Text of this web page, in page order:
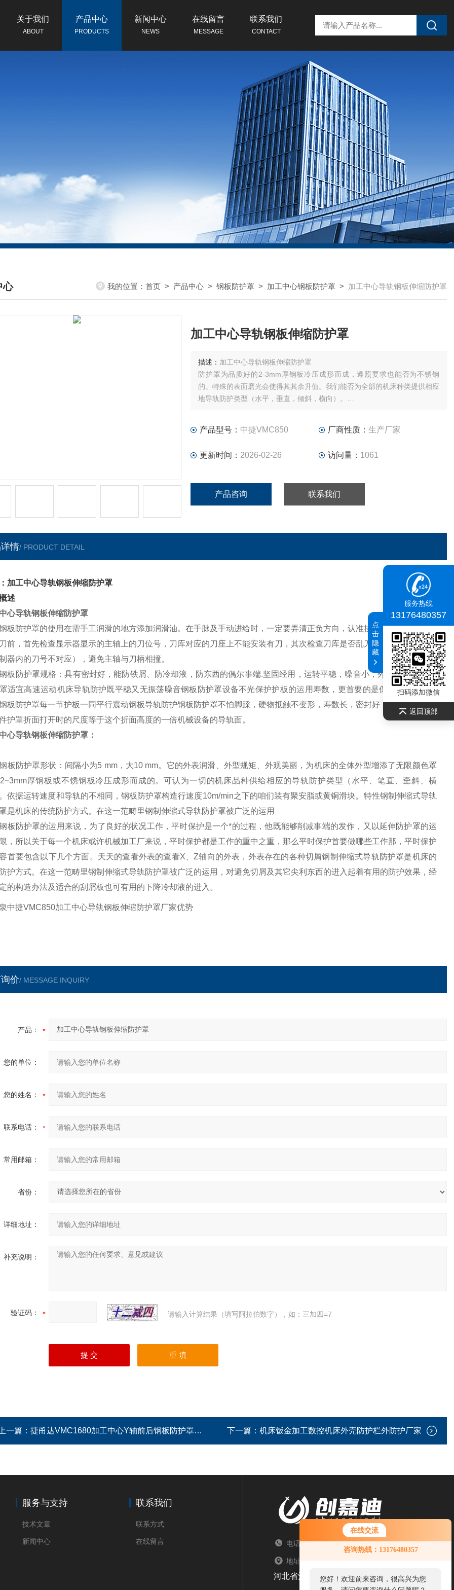
在线交流
咨询热线：13176480357
您好！欢迎前来咨询，很高兴为您
服务，请问您要咨询什么问题呢？
您好，看您停留很久了，是否找到
关于我们
ABOUT
产品中心
PRODUCTS
新闻中心
NEWS
在线留言
MESSAGE
联系我们
CONTACT
心
CENTER
我的位置： 首页 > 产品中心 > 钢板防护罩 > 加工中心钢板防护罩 > 加工中心导轨钢板伸缩防护罩
加工中心导轨钢板伸缩防护罩
描述： 加工中心导轨钢板伸缩防护罩
防护罩为品质好的2-3mm厚钢板冷压成形而成，遵照要求也能否为不锈钢
的。特殊的表面磨光会使得其其余升值。我们能否为全部的机床种类提供相应
地导轨防护类型（水平，垂直，倾斜，横向）。
产品型号： 中捷VMC850 厂商性质： 生产厂家
更新时间： 2026-02-26 访问量： 1061
产品咨询 联系我们
情/ PRODUCT DETAIL
加工中心导轨钢板伸缩防护罩
述
心导轨钢板伸缩防护罩
板防护罩的使用在需手工润滑的地方添加润滑油。在手脉及手动进给时，一定要弄清正负方向，认准按键，方可操作。自
前，首先检查显示器显示的主轴上的刀位号，刀库对应的刀座上不能安装有刀，其次检查刀库是否乱刀（即刀库上的标号
器内的刀号不对应），避免主轴与刀柄相撞。
板防护罩规格：具有密封好，能防铁屑、防冷却液，防东西的偶尔事端.坚固经用，运转平稳，噪音小，外形漂亮。.钢板
适宜高速运动机床导轨防护既平稳又无振荡噪音钢板防护罩设备不光保护护板的运用寿数，更首要的是保证了机床精密
板防护罩每一节护板一同平行震动钢板导轨防护钢板防护罩不怕脚踩，硬物抵触不变形，寿数长，密封好，运转简洁。修
护罩折面打开时的尺度等于这个折面高度的一倍机械设备的导轨面。
心导轨钢板伸缩防护罩：
板防护罩形状：间隔小为5 mm，大10 mm。它的外表润滑、外型规矩、外观美丽，为机床的全体外型增添了无限颜色罩
厚钢板或不锈钢板冷压成形而成的。可认为一切的机床品种供给相应的导轨防护类型（水平、笔直、歪斜、横
依据运转速度和导轨的不相同，钢板防护罩构造行速度10m/min之下的咱们装有聚安脂或黄铜滑块。特性钢制伸缩式导轨
是机床的传统防护方式。在这一范畴里钢制伸缩式导轨防护罩被广泛的运用
板防护罩的运用来说，为了良好的状况工作，平时保护是一个*的过程，他既能够削减事端的发作，又以延伸防护罩的运
，所以关于每一个机床或许机械加工厂来说，平时保护都是工作的重中之重，那么平时保护首要做哪些工作那，平时保护
首要包含以下几个方面。天天的查看外表的查看X、Z轴向的外表，外表存在的各种切屑钢制伸缩式导轨防护罩是机床的
护方式。在这一范畴里钢制伸缩式导轨防护罩被广泛的运用，对避免切屑及其它尖利东西的进入起着有用的防护效果，经
的构造办法及适合的刮屑板也可有用的下降冷却液的进入。
价/ MESSAGE INQUIRY
产品：
您的单位：
您的姓名：
联系电话：
常用邮箱：
省份：
详细地址：
补充说明：
验证码： 请输入计算结果（填写阿拉伯数字），如：三加四=7
一篇： 捷甬达VMC1680加工中心Y轴前后钢板防护罩有图 下一篇： 机床钣金加工数控机床外壳防护栏外防护厂家
服务与支持
技术文章
新闻中心
联系我们
联系方式
在线留言 电话：TEL
地址：ADDRESS
河北省沧州市盐山县常庄乡大卢村文明路北21号
服务热线
13176480357
扫码添加微信
返回顶部
点
击
隐
藏